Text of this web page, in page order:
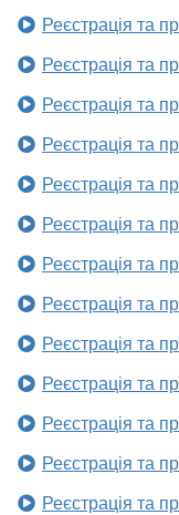
Реєстрація та
Реєстрація та
Реєстрація та
Реєстрація та
Реєстрація та
Реєстрація та
Реєстрація та
Реєстрація та
Реєстрація та
Реєстрація та
Реєстрація та
Реєстрація та
Реєстрація та